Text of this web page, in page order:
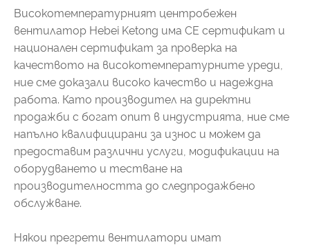
Високотемпературният центробежен
вентилатор Hebei Ketong има CE сертификат и
национален сертификат за проверка на
качеството на високотемпературните уреди,
ние сме доказали високо качество и надеждна
работа. Като производител на директни
продажби с богат опит в индустрията, ние сме
напълно квалифицирани за износ и можем да
предоставим различни услуги, модификации на
оборудването и тестване на
производителността до следпродажбено
обслужване.
Някои прегрети вентилатори имат